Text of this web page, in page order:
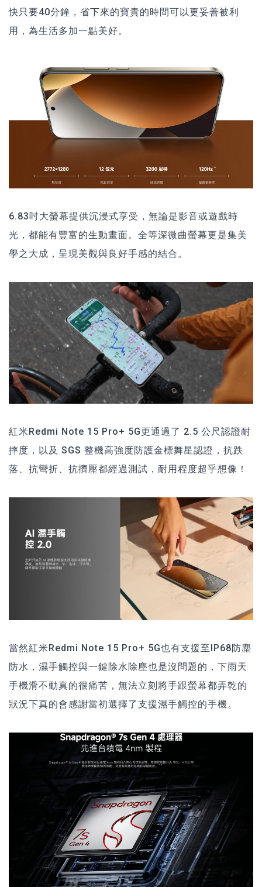
快只要40分鐘，省下來的寶貴的時間可以更妥善被利
用，為生活多加一點美好。
6.83吋大螢幕提供沉浸式享受，無論是影音或遊戲時
光，都能有豐富的生動畫面。全等深微曲螢幕更是集美
學之大成，呈現美觀與良好手感的結合。
紅米Redmi Note 15 Pro+ 5G更通過了 2.5 公尺認證耐
摔度，以及 SGS 整機高強度防護金標舞星認證，抗跌
落、抗彎折、抗擠壓都經過測試，耐用程度超乎想像！
當然紅米Redmi Note 15 Pro+ 5G也有支援至IP68防塵
防水，濕手觸控與一鍵除水除塵也是沒問題的，下雨天
手機滑不動真的很痛苦，無法立刻將手跟螢幕都弄乾的
狀況下真的會感謝當初選擇了支援濕手觸控的手機。